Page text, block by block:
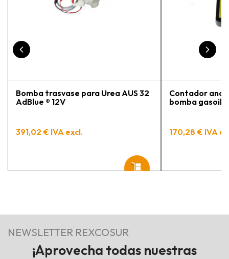
Bomba trasvase para Urea AUS 32
AdBlue ® 12V
391,02 € IVA excl.
Contador
bomba gasoil
170,28 € IVA
NEWSLETTER REXCOSUR
¡Aprovecha todas nuestras